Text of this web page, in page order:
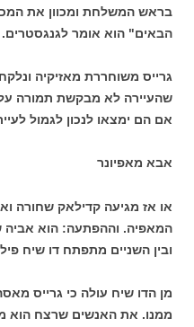
בראש המשלחת ומכוון את
הבאים" הוא אומר לגנגסטרים.
גרייס משוחררת מאזיקיה
שהעיירה לא מבקשת תמורה
אם הם ימצאו לנכון לגמול
אבא מאפיונר
או אז מגיעה קדילאק שחורה
המאפיה. וההפתעה: הוא אביה
ובין השניים מתפתח דו שיח
מן הדו שיח עולה כי גרייס
ממנו. את האנשים שרצח הוא